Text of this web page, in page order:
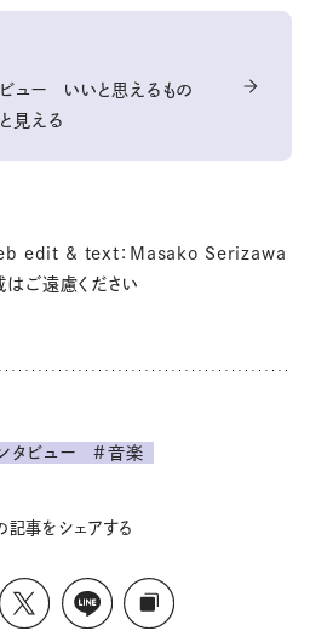
ュー いいと思えるもの
見える
edit & text：Masako Serizawa
ご遠慮ください
タビュー #音楽
記事をシェアする